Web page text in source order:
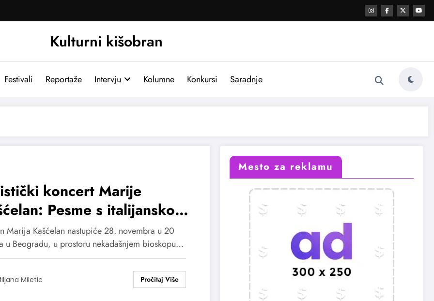
Kulturni kišobran
Festivali Reportaže Intervju Kolumne Konkursi Saradnje
koncert Marije
Pesme s italijanskog
i „Passione“
Marija Kašćelan nastupiće 28. novembra u 20
u Beogradu, u prostoru nekadašnjem bioskopu…
Miletic
Mesto za reklamu